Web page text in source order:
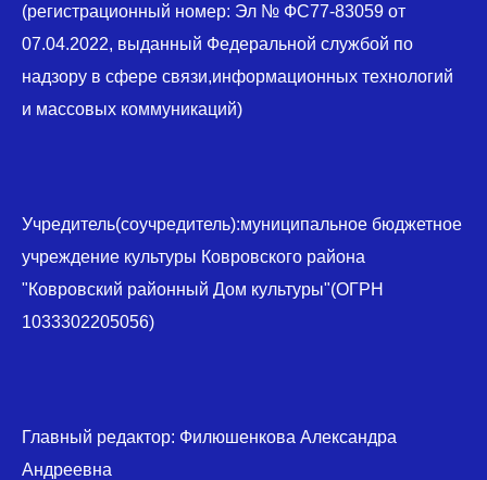
(регистрационный номер: Эл № ФС77-83059 от
07.04.2022, выданный Федеральной службой по
надзору в сфере связи,информационных технологий
и массовых коммуникаций)
Учредитель(соучредитель):муниципальное бюджетное
учреждение культуры Ковровского района
"Ковровский районный Дом культуры"(ОГРН
1033302205056)
Главный редактор: Филюшенкова Александра
Андреевна